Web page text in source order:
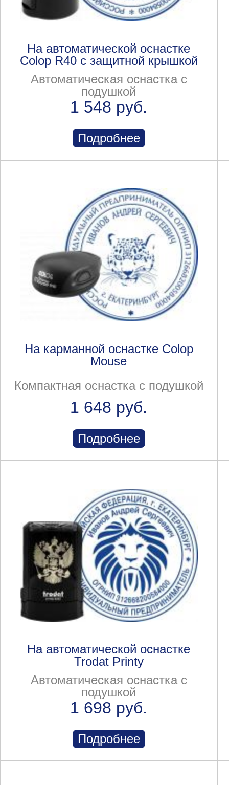
На автоматической оснастке
Colop R40 с защитной крышкой
Автоматическая оснастка с
подушкой
1 548 руб.
Подробнее
На карманной оснастке Colop
Mouse
Компактная оснастка с подушкой
1 648 руб.
Подробнее
На автоматической оснастке
Trodat Printy
Автоматическая оснастка с
подушкой
1 698 руб.
Подробнее